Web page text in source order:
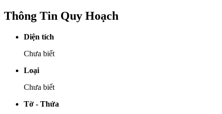
Thông Tin Quy Hoạch
Diện tích
Chưa biết
Loại
Chưa biết
Tờ - Thửa